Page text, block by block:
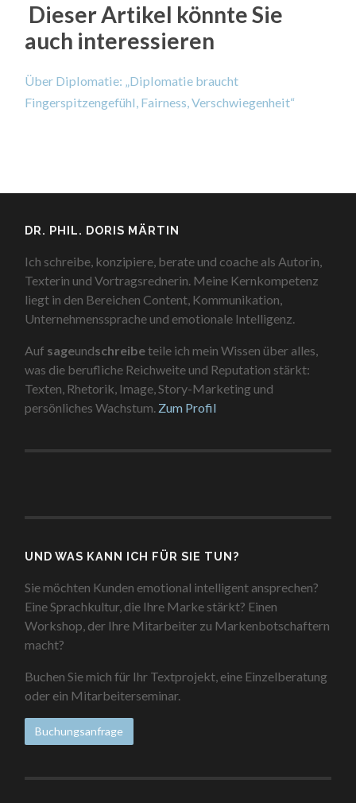
Dieser Artikel könnte Sie
auch interessieren
Über Diplomatie: „Diplomatie braucht
Fingerspitzengefühl, Fairness, Verschwiegenheit“
DR. PHIL. DORIS MÄRTIN
Ich schreibe, konzipiere, berate und coache als Autorin,
Texterin und Vortragsrednerin. Meine Kernkompetenz
liegt in den Bereichen Content, Kommunikation,
Unternehmenssprache und emotionale Intelligenz.
Auf sageundschreibeteile ich mein Wissen über alles,
was die berufliche Reichweite und Reputation stärkt:
Texten, Rhetorik, Image, Story-Marketing und
persönliches Wachstum. Zum Profil
UND WAS KANN ICH FÜR SIE TUN?
Sie möchten Kunden emotional intelligent ansprechen?
Eine Sprachkultur, die Ihre Marke stärkt? Einen
Workshop, der Ihre Mitarbeiter zu Markenbotschaftern
macht?
Buchen Sie mich für Ihr Textprojekt, eine Einzelberatung
oder ein Mitarbeiterseminar.
Buchungsanfrage